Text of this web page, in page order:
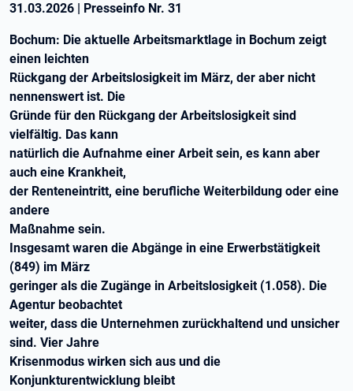
31.03.2026 | Presseinfo Nr. 31
Bochum: Die aktuelle Arbeitsmarktlage in Bochum zeigt
einen leichten
Rückgang der Arbeitslosigkeit im März, der aber nicht
nennenswert ist. Die
Gründe für den Rückgang der Arbeitslosigkeit sind
vielfältig. Das kann
natürlich die Aufnahme einer Arbeit sein, es kann aber
auch eine Krankheit,
der Renteneintritt, eine berufliche Weiterbildung oder eine
andere
Maßnahme sein.
Insgesamt waren die Abgänge in eine Erwerbstätigkeit
(849) im März
geringer als die Zugänge in Arbeitslosigkeit (1.058). Die
Agentur beobachtet
weiter, dass die Unternehmen zurückhaltend und unsicher
sind. Vier Jahre
Krisenmodus wirken sich aus und die
Konjunkturentwicklung bleibt